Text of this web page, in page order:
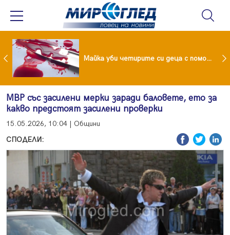
Проф.Кантарджиев: Пазете се от комарите и полово предаваните инфекции Майка уби четирите си деца с помощта на баба им, след което се самоуби
МВР със засилени мерки заради баловете, ето за
какво предстоят засилени проверки
15.05.2026, 10:04 | Общини
СПОДЕЛИ: